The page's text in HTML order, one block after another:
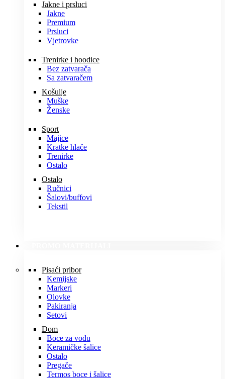
Jakne i prsluci
Jakne
Premium
Prsluci
Vjetrovke
Trenirke i hoodice
Bez zatvarača
Sa zatvaračem
Košulje
Muške
Ženske
Sport
Majice
Kratke hlače
Trenirke
Ostalo
Ostalo
Ručnici
Šalovi/buffovi
Tekstil
Pisaći pribor
Kemijske
Markeri
Olovke
Pakiranja
Setovi
Dom
Boce za vodu
Keramičke šalice
Ostalo
Pregače
Termos boce i šalice